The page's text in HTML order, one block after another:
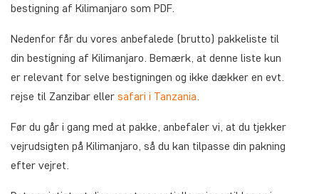
bestigning af Kilimanjaro som PDF.
Nedenfor får du vores anbefalede (brutto) pakkeliste til
din bestigning af Kilimanjaro. Bemærk, at denne liste kun
er relevant for selve bestigningen og ikke dækker en evt.
rejse til Zanzibar eller safari i Tanzania
Før du går i gang med at pakke, anbefaler vi, at du tjekker
vejrudsigten på Kilimanjaro, så du kan tilpasse din pakning
efter vejret.